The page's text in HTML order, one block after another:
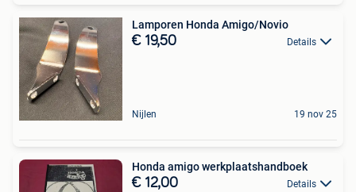
Lamporen Honda Amigo/Novio
€ 19,50 Details
Nijlen 19 nov 25
Honda amigo werkplaatshandboek
€ 12,00 Details